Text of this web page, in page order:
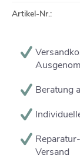
Artikel-Nr.:
Beratung
Versand